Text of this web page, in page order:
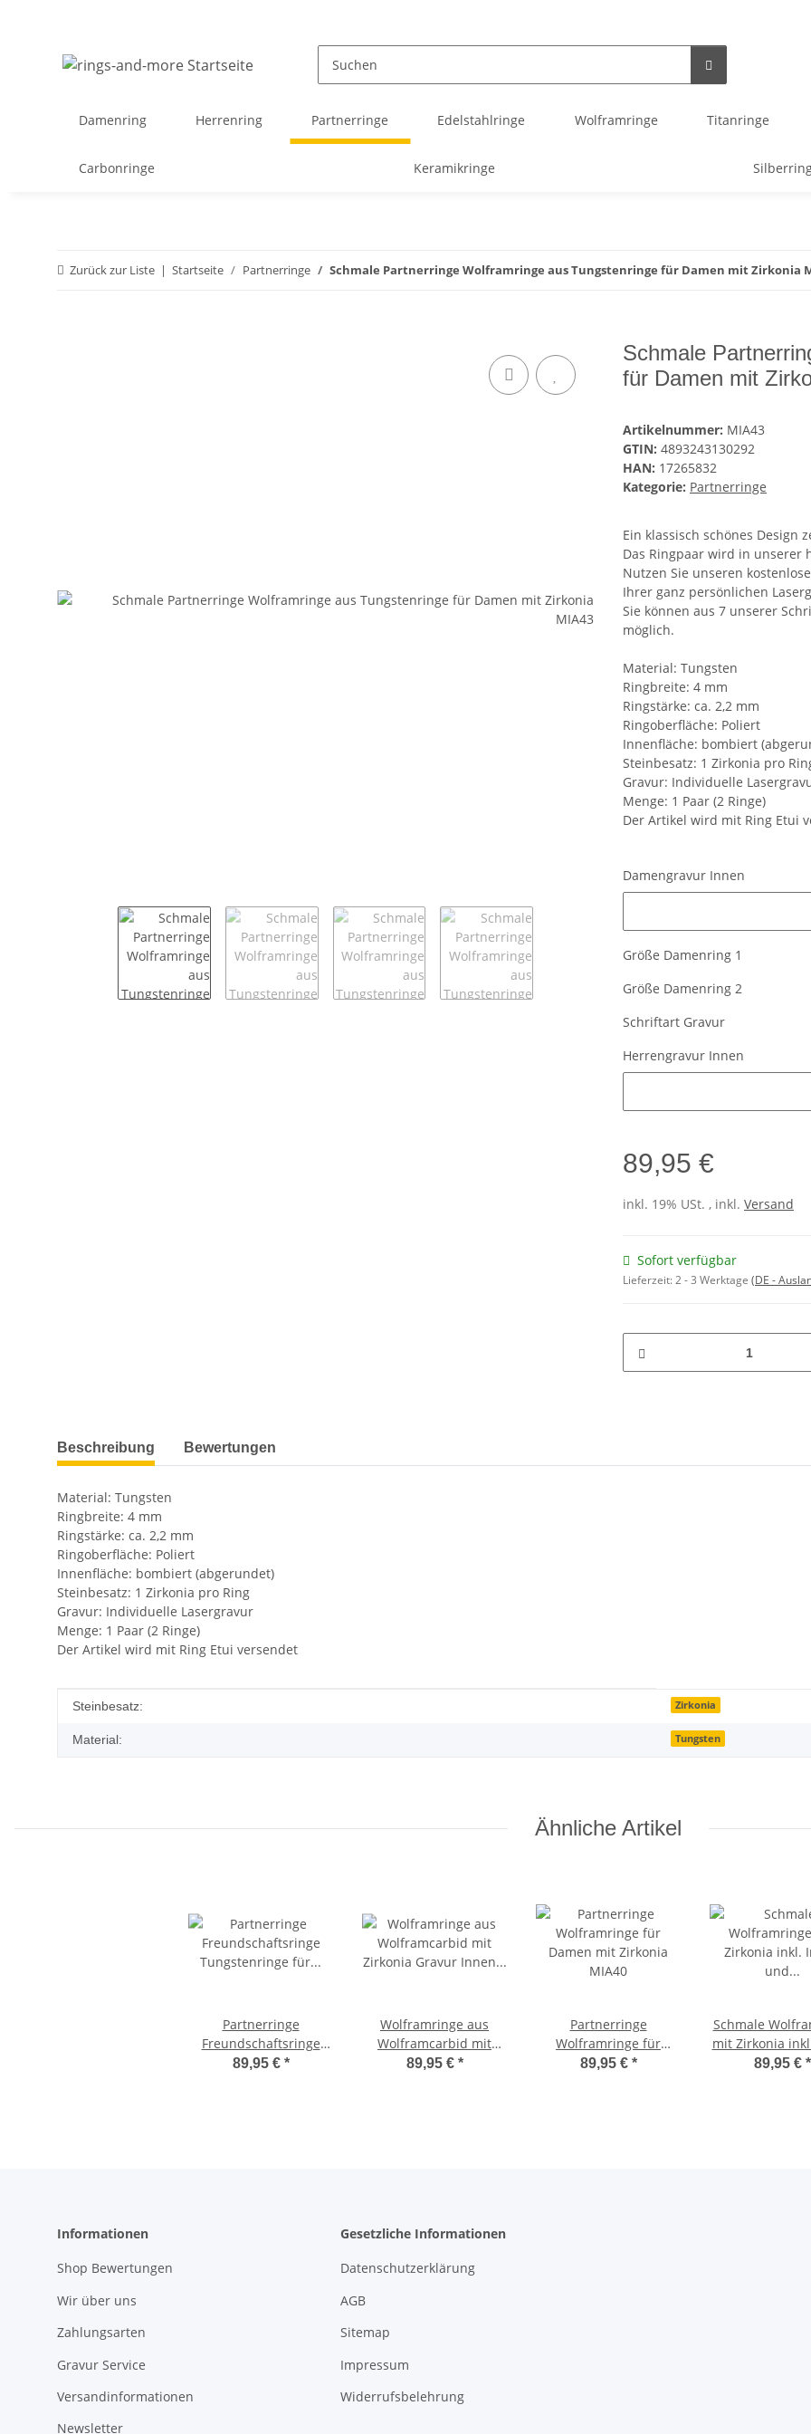
Damenring Herrenring Partnerringe Edelstahlringe Wolframringe Titanringe
Carbonringe Keramikringe
Zurück zur Liste Startseite Partnerringe Schmale Partnerringe Wolframringe aus Tungstenringe für Damen mit Zirkonia
Schmale
für Damen mit
Artikelnummer: MIA43
GTIN: 4893243130292
HAN: 17265832
Kategorie: Partnerringe
Ein klassisch schönes Design
Das Ringpaar wird in unserer
Nutzen Sie unseren
Ihrer ganz persönlichen
Sie können aus 7 unserer
möglich.
Material: Tungsten
Ringbreite: 4 mm
Ringstärke: ca. 2,2 mm
Ringoberfläche: Poliert
Innenfläche: bombiert
Steinbesatz: 1 Zirkonia pro
Gravur: Individuelle
Menge: 1 Paar (2 Ringe)
Der Artikel wird mit Ring Etui
Damengravur Innen
Größe Damenring 1
Größe Damenring 2
Schriftart Gravur
Herrengravur Innen
89,95 €
inkl. 19% USt. , inkl. Versand
Sofort verfügbar
Lieferzeit:2 - 3 Werktage (DE -
weitere Registerkarten anzeigen
Beschreibung Bewertungen
Material: Tungsten
Ringbreite: 4 mm
Ringstärke: ca. 2,2 mm
Ringoberfläche: Poliert
Innenfläche: bombiert (abgerundet)
Steinbesatz: 1 Zirkonia pro Ring
Gravur: Individuelle Lasergravur
Menge: 1 Paar (2 Ringe)
Der Artikel wird mit Ring Etui versendet
Produkteigenschaft
Wert
Steinbesatz: Zirkonia
Material: Tungsten
Ähnliche Artikel
Partnerringe
Freundschaftsringe
Tungstenringe für
89,95 € *
Wolframringe aus
Wolframcarbid mit
Zirkonia Gravur Innen
89,95 € *
Partnerringe
Wolframringe für
Damen mit Zirkonia
89,95 € *
Schmale
mit Zirkonia
und Außen
89,95 € *
Informationen
Shop Bewertungen
Wir über uns
Zahlungsarten
Gravur Service
Versandinformationen
Newsletter
Gesetzliche Informationen
Datenschutzerklärung
AGB
Sitemap
Impressum
Widerrufsbelehrung